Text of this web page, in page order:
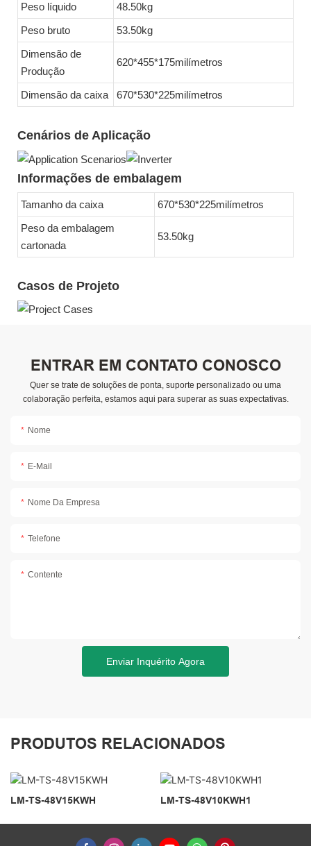
Peso líquido
48.50kg
Peso bruto
53.50kg
Dimensão de
Produção
620*455*175milímetros
Dimensão da caixa 670*530*225milímetros
Cenários de Aplicação
Informações de embalagem
Tamanho da caixa
670*530*225milímetros
Peso da embalagem
cartonada
53.50kg
Casos de Projeto
ENTRAR EM CONTATO CONOSCO
Quer se trate de soluções de ponta, suporte personalizado ou uma
colaboração perfeita, estamos aqui para superar as suas expectativas.
Nome
E-Mail
Nome Da Empresa
Telefone
Contente
Enviar Inquérito Agora
PRODUTOS RELACIONADOS
LM-TS-48V15KWH LM-TS-48V10KWH1